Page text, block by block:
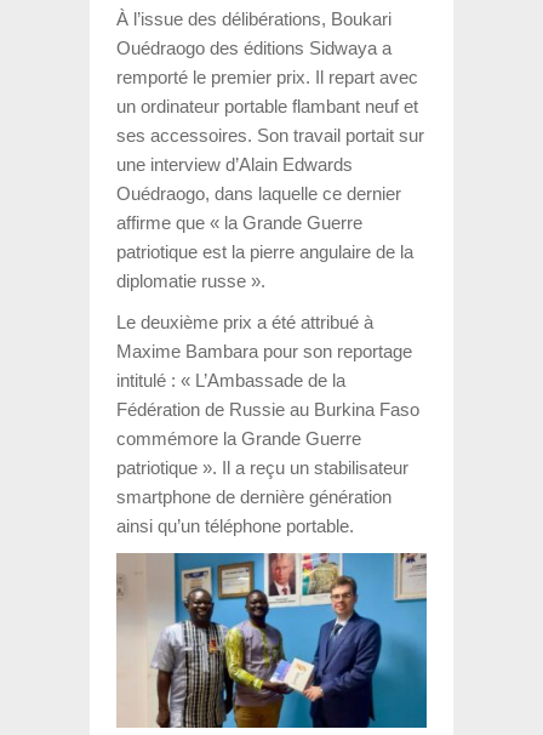
À l’issue des délibérations, Boukari
Ouédraogo des éditions Sidwaya a
remporté le premier prix. Il repart avec
un ordinateur portable flambant neuf et
ses accessoires. Son travail portait sur
une interview d’Alain Edwards
Ouédraogo, dans laquelle ce dernier
affirme que « la Grande Guerre
patriotique est la pierre angulaire de la
diplomatie russe ».
Le deuxième prix a été attribué à
Maxime Bambara pour son reportage
intitulé : « L’Ambassade de la
Fédération de Russie au Burkina Faso
commémore la Grande Guerre
patriotique ». Il a reçu un stabilisateur
smartphone de dernière génération
ainsi qu’un téléphone portable.